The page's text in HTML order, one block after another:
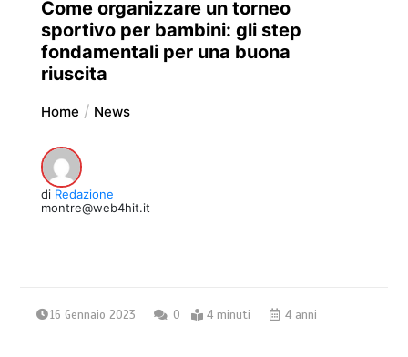
Come organizzare un torneo
sportivo per bambini: gli step
fondamentali per una buona
riuscita
Home News
di Redazione
montre@web4hit.it
16 Gennaio 2023 0 4 minuti 4 anni